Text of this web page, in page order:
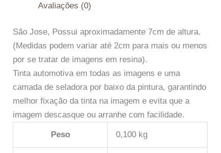
Avaliações (0)
São Jose, Possui aproximadamente 7cm de altura.
(Medidas podem variar até 2cm para mais ou menos
por se tratar de imagens em resina).
Tinta automotiva em todas as imagens e uma
camada de seladora por baixo da pintura, garantindo
melhor fixação da tinta na imagem e evita que a
imagem descasque ou arranhe com facilidade.
Peso 0,100 kg